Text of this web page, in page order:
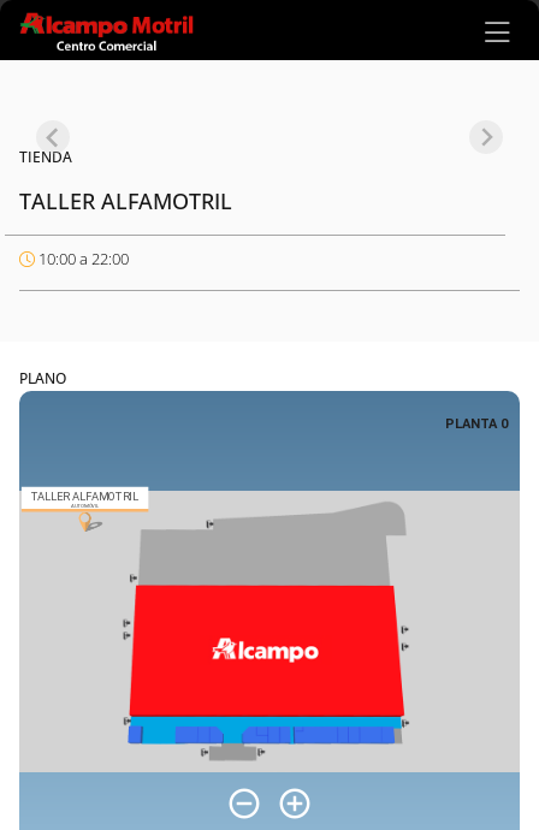
Ir al contenido principal
TIENDA
TALLER ALFAMOTRIL
10:00 a 22:00
PLANO